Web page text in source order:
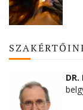
DR.